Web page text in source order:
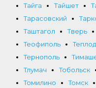
Тайга
Тайшет
Тарасовский
Таштагол
Тверь
Теофиполь
Тернополь
Тлумач
Тобольск
Томилино
Томск